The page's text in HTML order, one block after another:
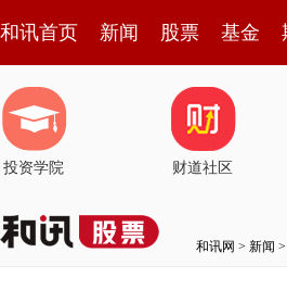
和讯首页 新闻 股票 基金
投资学院 财道社区
和讯网 > 新闻